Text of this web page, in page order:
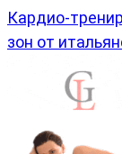
Кардио-
зон от